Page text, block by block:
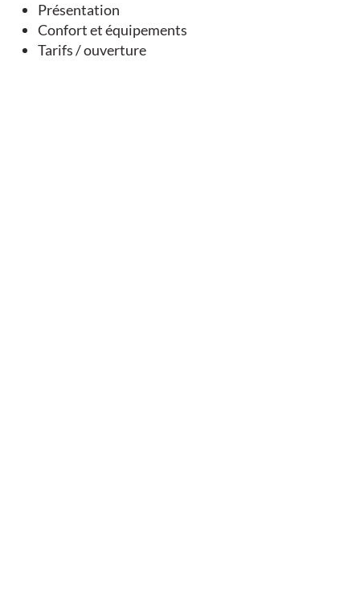
Présentation
Confort et équipements
Tarifs / ouverture